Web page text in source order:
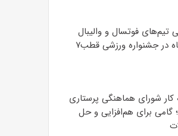
تیم‌های فوتسال و والیبال
دانشگاه در جشنواره ورزشی قطب۷
کار شورای هماهنگی پرستاری
گامی برای هم‌افزایی و حل